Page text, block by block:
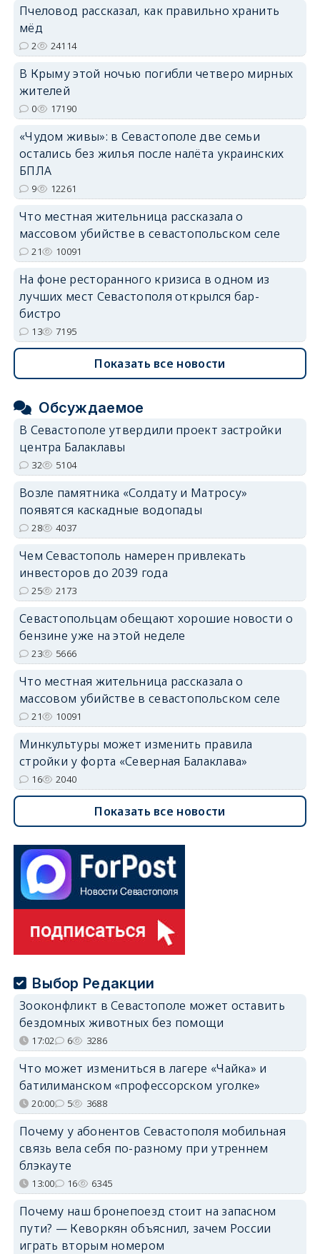
Пчеловод рассказал, как правильно хранить
мёд
2 24114
В Крыму этой ночью погибли четверо мирных
жителей
0 17190
«Чудом живы»: в Севастополе две семьи
остались без жилья после налёта украинских
БПЛА
9 12261
Что местная жительница рассказала о
массовом убийстве в севастопольском селе
21 10091
На фоне ресторанного кризиса в одном из
лучших мест Севастополя открылся бар-
бистро
13 7195
Показать все новости
Обсуждаемое
В Севастополе утвердили проект застройки
центра Балаклавы
32 5104
Возле памятника «Солдату и Матросу»
появятся каскадные водопады
28 4037
Чем Севастополь намерен привлекать
инвесторов до 2039 года
25 2173
Севастопольцам обещают хорошие новости о
бензине уже на этой неделе
23 5666
Что местная жительница рассказала о
массовом убийстве в севастопольском селе
21 10091
Минкультуры может изменить правила
стройки у форта «Северная Балаклава»
16 2040
Показать все новости
Выбор Редакции
Зооконфликт в Севастополе может оставить
бездомных животных без помощи
17:02 6 3286
Что может измениться в лагере «Чайка» и
батилиманском «профессорском уголке»
20:00 5 3688
Почему у абонентов Севастополя мобильная
связь вела себя по-разному при утреннем
блэкауте
13:00 16 6345
Почему наш бронепоезд стоит на запасном
пути? — Кеворкян объяснил, зачем России
играть вторым номером